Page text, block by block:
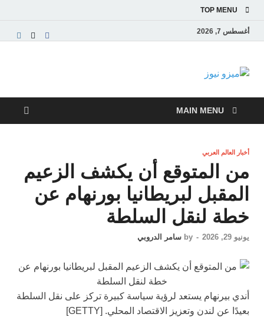
TOP MENU
أغسطس 7, 2026
ميزو نيوز
والاقتصادية
MAIN MENU
أخبار العالم العربي
من المتوقع أن يكشف الزعيم
المقبل لبريطانيا بورنهام عن
خطة لنقل السلطة
يونيو 29, 2026 -
by سامر الدروبي
أندي بيرنهام يستعد لرؤية سياسة كبيرة تركز على نقل السلطة
بعيدًا عن لندن وتعزيز الاقتصاد المحلي. [GETTY]